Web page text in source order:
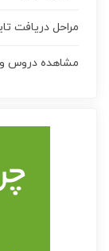
مراحل دریافت
مشاهده دروس و